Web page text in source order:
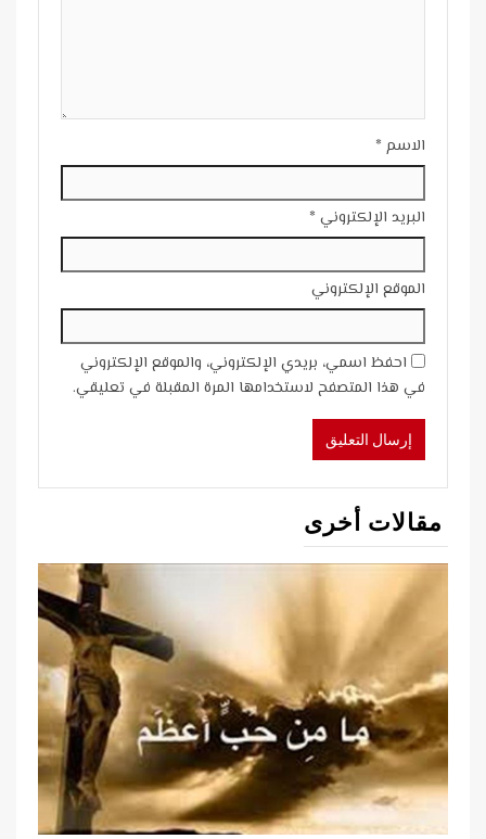
الاسم *
البريد الإلكتروني *
الموقع الإلكتروني
احفظ اسمي، بريدي الإلكتروني، والموقع الإلكتروني
في هذا المتصفح لاستخدامها المرة المقبلة في تعليقي.
مقالات أخرى